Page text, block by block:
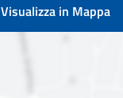
Visualizza in Mappa